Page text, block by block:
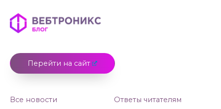
Перейти на сайт
Все новости
Ответы читателям